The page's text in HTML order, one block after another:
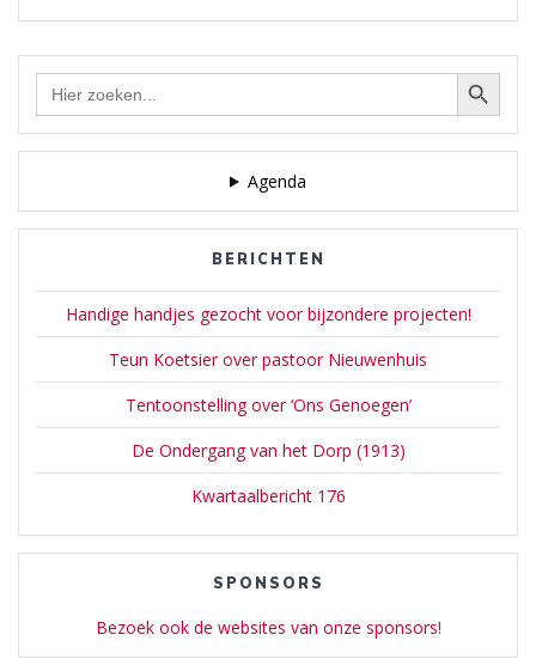
Zoek Zoekknop
Agenda
BERICHTEN
Handige handjes gezocht voor bijzondere projecten!
Teun Koetsier over pastoor Nieuwenhuis
Tentoonstelling over ‘Ons Genoegen’
De Ondergang van het Dorp (1913)
Kwartaalbericht 176
SPONSORS
Bezoek ook de websites van onze sponsors!